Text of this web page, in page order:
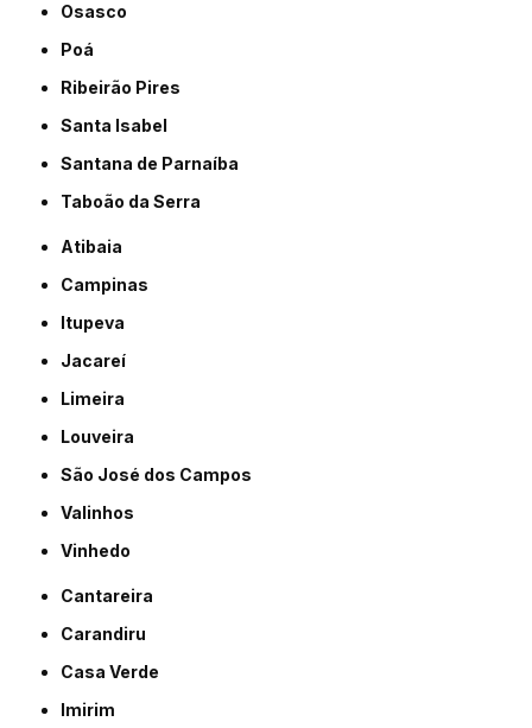
Osasco
Poá
Ribeirão Pires
Santa Isabel
Santana de Parnaíba
Taboão da Serra
Atibaia
Campinas
Itupeva
Jacareí
Limeira
Louveira
São José dos Campos
Valinhos
Vinhedo
Cantareira
Carandiru
Casa Verde
Imirim